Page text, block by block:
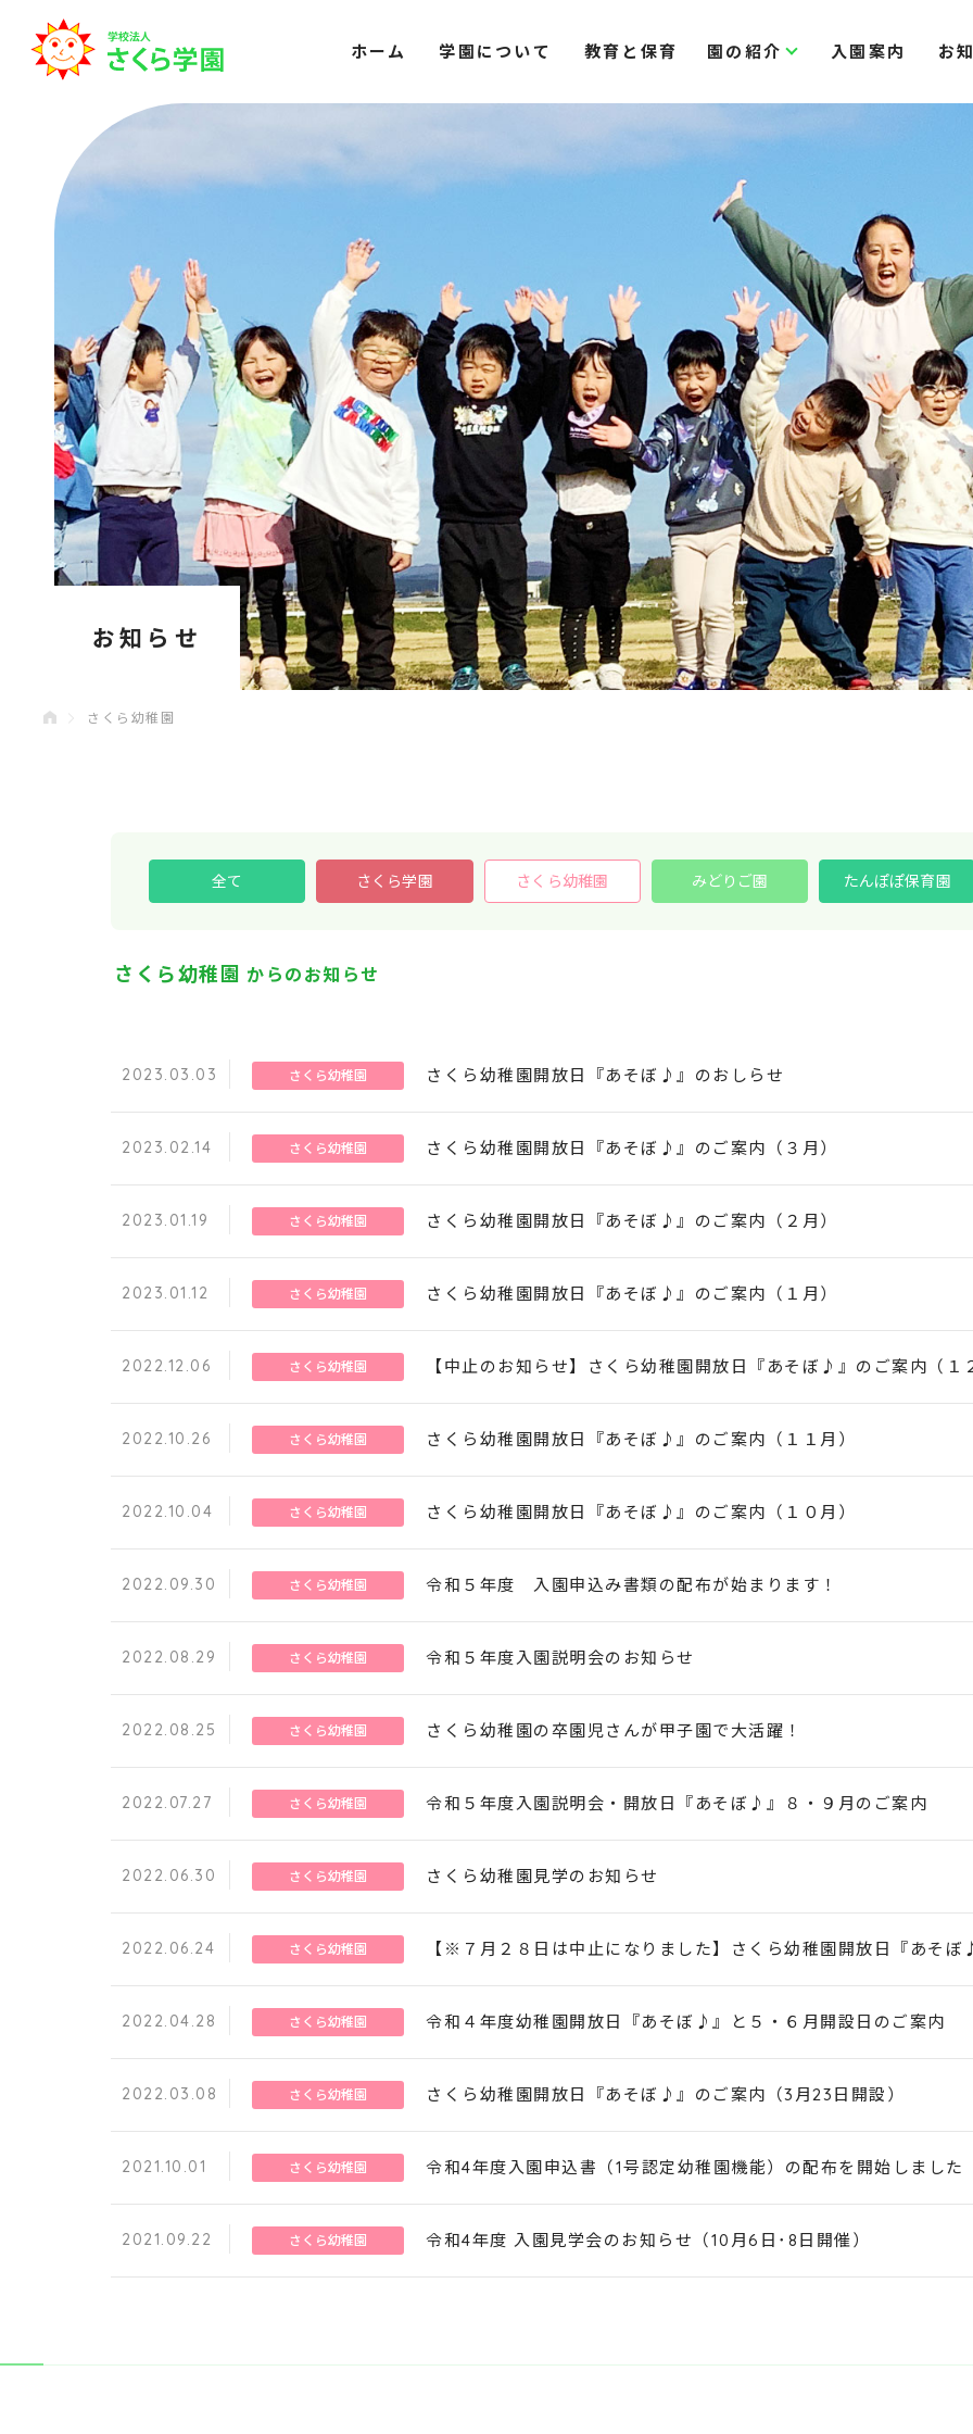
ホーム 学園について 教育と保育 園の紹介 入園案内 お
お知らせ
さくら幼稚園
全て さくら学園 さくら幼稚園 みどりご園 たんぽぽ保育園
さくら幼稚園 からのお知らせ
2023.03.03 さくら幼稚園 さくら幼稚園開放日『あそぼ♪』のおしらせ
2023.02.14 さくら幼稚園 さくら幼稚園開放日『あそぼ♪』のご案内（３月）
2023.01.19 さくら幼稚園 さくら幼稚園開放日『あそぼ♪』のご案内（２月）
2023.01.12 さくら幼稚園 さくら幼稚園開放日『あそぼ♪』のご案内（１月）
2022.12.06 さくら幼稚園 【中止のお知らせ】さくら幼稚園開放日『あそぼ♪』のご案内（１
2022.10.26 さくら幼稚園 さくら幼稚園開放日『あそぼ♪』のご案内（１１月）
2022.10.04 さくら幼稚園 さくら幼稚園開放日『あそぼ♪』のご案内（１０月）
2022.09.30 さくら幼稚園 令和５年度 入園申込み書類の配布が始まります！
2022.08.29 さくら幼稚園 令和５年度入園説明会のお知らせ
2022.08.25 さくら幼稚園 さくら幼稚園の卒園児さんが甲子園で大活躍！
2022.07.27 さくら幼稚園 令和５年度入園説明会・開放日『あそぼ♪』８・９月のご案内
2022.06.30 さくら幼稚園 さくら幼稚園見学のお知らせ
2022.06.24 さくら幼稚園 【※７月２８日は中止になりました】さくら幼稚園開放日『あそ
2022.04.28 さくら幼稚園 令和４年度幼稚園開放日『あそぼ♪』と５・６月開設日のご案内
2022.03.08 さくら幼稚園 さくら幼稚園開放日『あそぼ♪』のご案内（3月23日開設）
2021.10.01 さくら幼稚園 令和4年度入園申込書（1号認定幼稚園機能）の配布を開始しました
2021.09.22 さくら幼稚園 令和4年度 入園見学会のお知らせ（10月6日･8日開催）